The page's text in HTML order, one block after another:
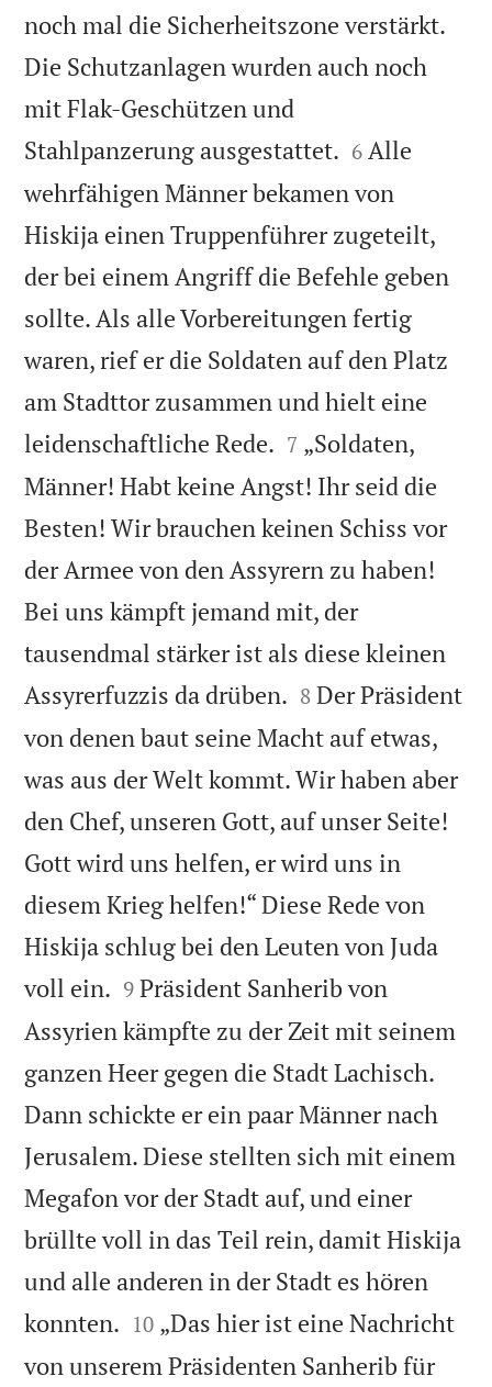
noch mal die Sicherheitszone verstärkt.
Die Schutzanlagen wurden auch noch
mit Flak-Geschützen und
Stahlpanzerung ausgestattet. 

6 Alle
wehrfähigen Männer bekamen von
Hiskija einen Truppenführer zugeteilt,
der bei einem Angriff die Befehle geben
sollte. Als alle Vorbereitungen fertig
waren, rief er die Soldaten auf den Platz
am Stadttor zusammen und hielt eine
leidenschaftliche Rede. 

7 „Soldaten,
Männer! Habt keine Angst! Ihr seid die
Besten! Wir brauchen keinen Schiss vor
der Armee von den Assyrern zu haben!
Bei uns kämpft jemand mit, der
tausendmal stärker ist als diese kleinen
Assyrerfuzzis da drüben. 

8 Der Präsident
von denen baut seine Macht auf etwas,
was aus der Welt kommt. Wir haben aber
den Chef, unseren Gott, auf unser Seite!
Gott wird uns helfen, er wird uns in
diesem Krieg helfen!“ Diese Rede von
Hiskija schlug bei den Leuten von Juda
voll ein. 

9 Präsident Sanherib von
Assyrien kämpfte zu der Zeit mit seinem
ganzen Heer gegen die Stadt Lachisch.
Dann schickte er ein paar Männer nach
Jerusalem. Diese stellten sich mit einem
Megafon vor der Stadt auf, und einer
brüllte voll in das Teil rein, damit Hiskija
und alle anderen in der Stadt es hören
konnten. 

10 „Das hier ist eine Nachricht
von unserem Präsidenten Sanherib für